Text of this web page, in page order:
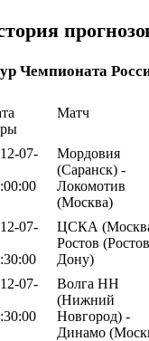
Чемпионата
Матч
07-
Мордовия
(Саранск) -
Локомотив
(Москва)
07-
ЦСКА
Ростов
Дону)
07-
Волга НН
(Нижний
Новгород) -
Динамо